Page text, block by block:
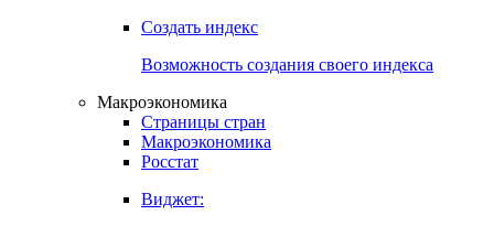
Создать индекс
Возможность создания своего индекса
Макроэкономика
Страницы стран
Макроэкономика
Росстат
Виджет: